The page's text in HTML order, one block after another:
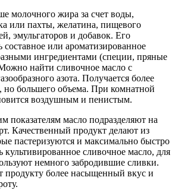
молочного жира за счет воды,
или пахты, желатина, пищевого
эмульгаторов и добавок. Его
или ароматизированное
ингредиентами (специи, пряные
найти сливочное масло с
азота. Получается более
но большего объема. При комнатной
воздушным и пенистым.
показателям масло подразделяют на
Качественный продукт делают из
пастеризуются и максимально быстро
культивированное сливочное масло, для
немного забродившие сливки.
продукту более насыщенный вкус и